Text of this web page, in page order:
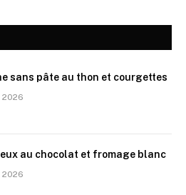
sans pâte au thon et courgettes
2026
au chocolat et fromage blanc
2026